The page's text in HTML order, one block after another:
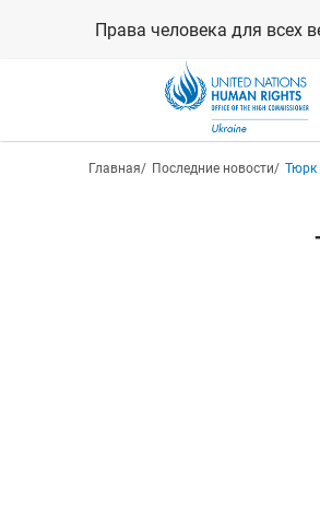
Права человека для всех
Строка навигации
Главная Последние новости Тюрк